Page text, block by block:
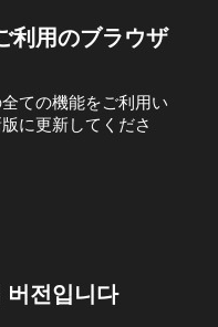
利用のブラウザ
ての機能をご利用い
に更新してくださ
버전입니다